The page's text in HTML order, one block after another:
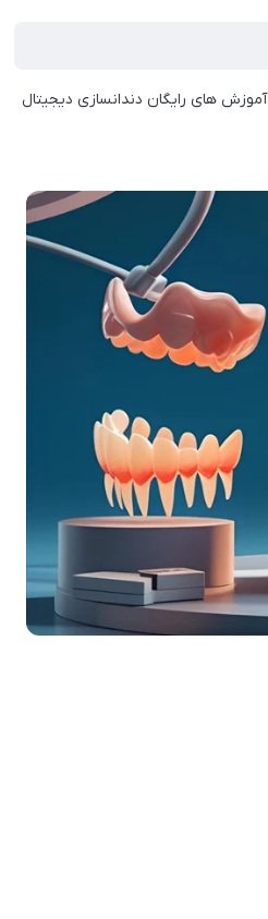
آموزش های رایگان دندانسازی دیجیتال